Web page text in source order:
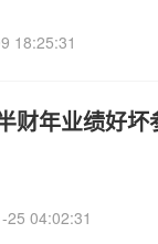
18:25:31
财年业绩好
25 04:02:31